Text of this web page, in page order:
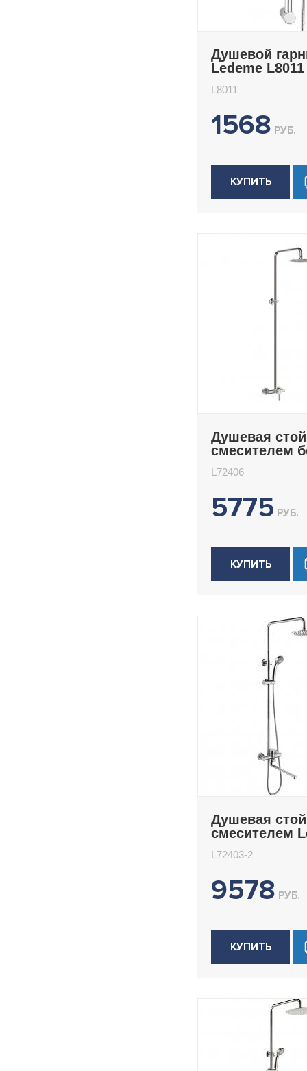
Душевой
Ledeme L8011
L8011
1568 РУБ.
КУПИТЬ
Душевая
смесителем
L72406
5775 РУБ.
КУПИТЬ
Душевая
смесителем
L72403-2
9578 РУБ.
КУПИТЬ